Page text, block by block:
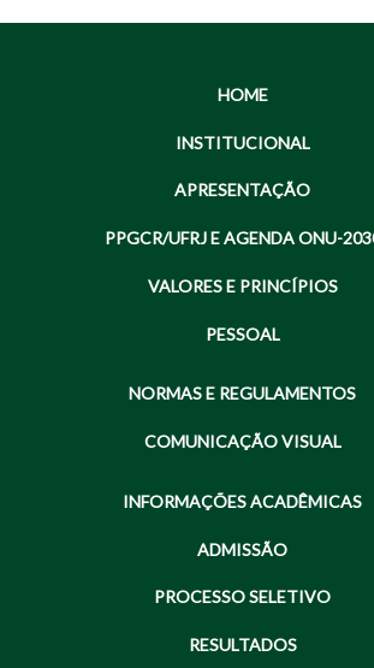
HOME
INSTITUCIONAL
APRESENTAÇÃO
PPGCR/UFRJ E AGENDA ONU-
VALORES E PRINCÍPIOS
PESSOAL
NORMAS E REGULAMENTOS
COMUNICAÇÃO VISUAL
INFORMAÇÕES ACADÊMICAS
ADMISSÃO
PROCESSO SELETIVO
RESULTADOS